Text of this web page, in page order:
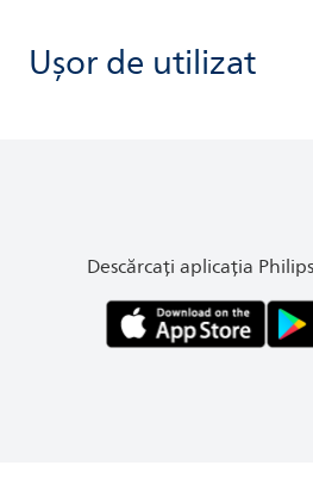
Ușor de utilizat
Descărcați aplicația